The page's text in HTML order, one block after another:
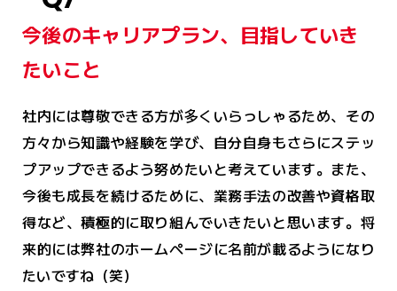
今後のキャリアプラン、目指していき
たいこと
社内には尊敬できる方が多くいらっしゃるため、その
方々から知識や経験を学び、自分自身もさらにステッ
プアップできるよう努めたいと考えています。また、
今後も成長を続けるために、業務手法の改善や資格取
得など、積極的に取り組んでいきたいと思います。将
来的には弊社のホームページに名前が載るようになり
たいですね（笑）